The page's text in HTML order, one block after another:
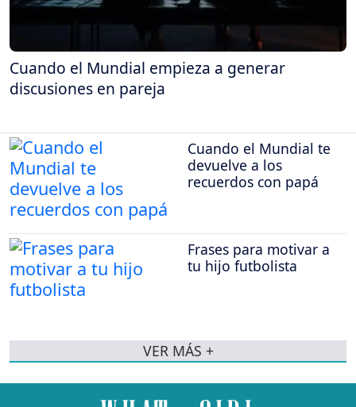
Cuando el Mundial empieza a generar
discusiones en pareja
Cuando el Mundial te
devuelve a los
recuerdos con papá
Frases para motivar a
tu hijo futbolista
VER MÁS +